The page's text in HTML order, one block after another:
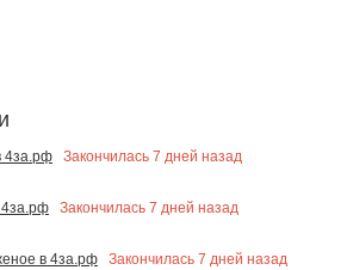
4за.рф Закончилась 7 дней назад
4за.рф
Закончилась 7 дней назад
в 4за.рф
Закончилась 7 дней назад